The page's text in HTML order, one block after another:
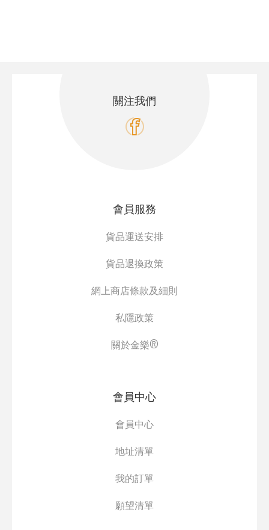
關注我們
會員服務
貨品運送安排
貨品退換政策
網上商店條款及細則
私隱政策
關於金樂®
會員中心
會員中心
地址清單
我的訂單
願望清單